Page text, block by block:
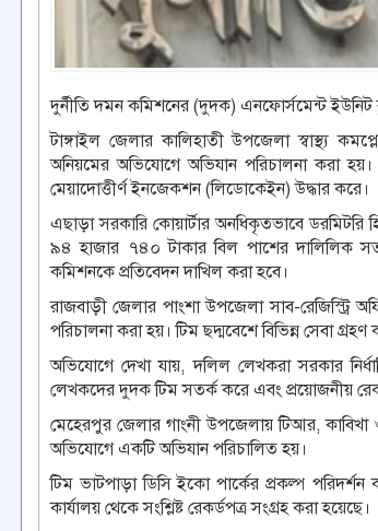
দুর্নীতি দমন কমিশনের (দুদক) এনফোর্সমেন্ট
টাঙ্গাইল জেলার কালিহাতী উপজেলা স্বাস্থ্য
অনিয়মের অভিযোগে অভিযান পরিচালনা করা
মেয়াদোত্তীর্ণ ইনজেকশন (লিডোকেইন) উদ্ধার করে।
এছাড়া সরকারি কোয়ার্টার অনধিকৃতভাবে
৯৪ হাজার ৭৪০ টাকার বিল পাশের দালিলিক
কমিশনকে প্রতিবেদন দাখিল করা হবে।
রাজবাড়ী জেলার পাংশা উপজেলা সাব-
পরিচালনা করা হয়। টিম ছদ্মবেশে বিভিন্ন সেবা
অভিযোগে দেখা যায়, দলিল লেখকরা সরকার
লেখকদের দুদক টিম সতর্ক করে এবং প্রয়োজনীয়
মেহেরপুর জেলার গাংনী উপজেলায় টিআর, কাবিখা
অভিযোগে একটি অভিযান পরিচালিত হয়।
টিম ভাটপাড়া ডিসি ইকো পার্কের প্রকল্প
কার্যালয় থেকে সংশ্লিষ্ট রেকর্ডপত্র সংগ্রহ করা হয়েছে।